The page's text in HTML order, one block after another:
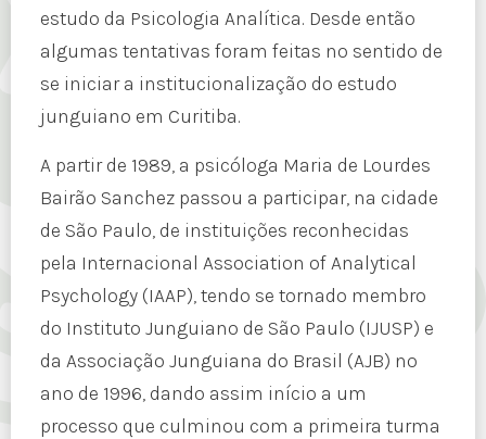
estudo da Psicologia Analítica. Desde então
algumas tentativas foram feitas no sentido de
se iniciar a institucionalização do estudo
junguiano em Curitiba.
A partir de 1989, a psicóloga Maria de Lourdes
Bairão Sanchez passou a participar, na cidade
de São Paulo, de instituições reconhecidas
pela Internacional Association of Analytical
Psychology (IAAP), tendo se tornado membro
do Instituto Junguiano de São Paulo (IJUSP) e
da Associação Junguiana do Brasil (AJB) no
ano de 1996, dando assim início a um
processo que culminou com a primeira turma